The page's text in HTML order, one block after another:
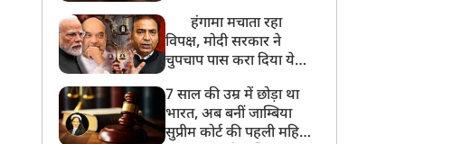
पुलिस से मांगा जवाब
हंगामा मचाता रहा
विपक्ष, मोदी सरकार ने
चुपचाप पास करा दिया ये
Upadhyay
7 साल की उम्र में छोड़ा था
भारत, अब बनीं जाम्बिया
सुप्रीम कोर्ट की पहली महिला